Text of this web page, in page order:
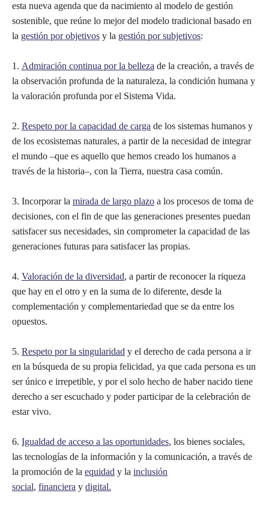
esta nueva agenda que da nacimiento al modelo de gestión
sostenible, que reúne lo mejor del modelo tradicional basado en
la gestión por objetivos y la gestión por subjetivos:
1. Admiración continua por la belleza de la creación, a través de
la observación profunda de la naturaleza, la condición humana y
la valoración profunda por el Sistema Vida.
2. Respeto por la capacidad de carga de los sistemas humanos y
de los ecosistemas naturales, a partir de la necesidad de integrar
el mundo –que es aquello que hemos creado los humanos a
través de la historia–, con la Tierra, nuestra casa común.
3. Incorporar la mirada de largo plazo a los procesos de toma de
decisiones, con el fin de que las generaciones presentes puedan
satisfacer sus necesidades, sin comprometer la capacidad de las
generaciones futuras para satisfacer las propias.
4. Valoración de la diversidad, a partir de reconocer la riqueza
que hay en el otro y en la suma de lo diferente, desde la
complementación y complementariedad que se da entre los
opuestos.
5. Respeto por la singularidad y el derecho de cada persona a ir
en la búsqueda de su propia felicidad, ya que cada persona es un
ser único e irrepetible, y por el solo hecho de haber nacido tiene
derecho a ser escuchado y poder participar de la celebración de
estar vivo.
6. Igualdad de acceso a las oportunidades, los bienes sociales,
las tecnologías de la información y la comunicación, a través de
la promoción de la equidad y la inclusión
social, financiera y digital.